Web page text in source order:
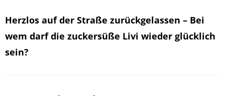
Herzlos auf der Straße zurückgelassen – Bei
wem darf die zuckersüße Livi wieder glücklich
sein?